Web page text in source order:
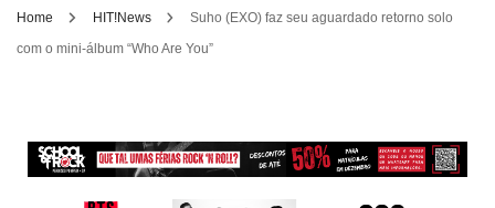
Home HIT!News
Suho (EXO) faz seu aguardado retorno solo
com o mini-álbum “Who Are You”